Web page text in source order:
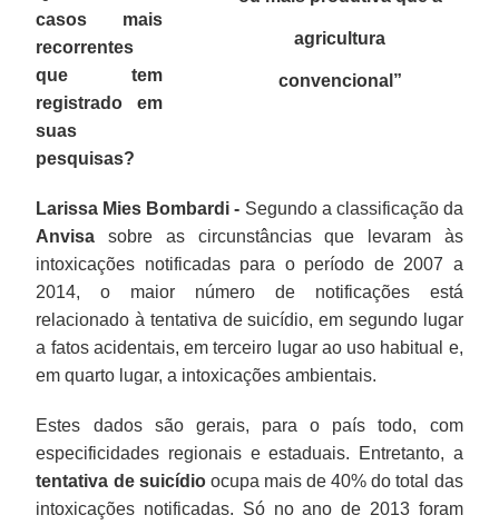
agricultura
convencional”
casos mais
recorrentes
que tem
registrado em
suas
pesquisas?
Larissa Mies Bombardi - Segundo a classificação da
Anvisa sobre as circunstâncias que levaram às
intoxicações notificadas para o período de 2007 a
2014, o maior número de notificações está
relacionado à tentativa de suicídio, em segundo lugar
a fatos acidentais, em terceiro lugar ao uso habitual e,
em quarto lugar, a intoxicações ambientais.
Estes dados são gerais, para o país todo, com
especificidades regionais e estaduais. Entretanto, a
tentativa de suicídioocupa mais de 40% do total das
intoxicações notificadas. Só no ano de 2013 foram